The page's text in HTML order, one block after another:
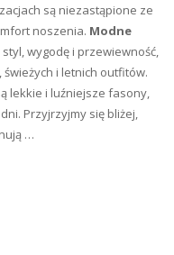
są niezastąpione ze
noszenia. Modne
styl, wygodę i przewiewność,
i letnich outfitów.
lekkie i luźniejsze fasony,
Przyjrzyjmy się bliżej,
…